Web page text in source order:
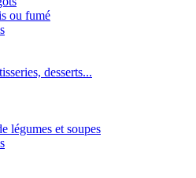
ou fumé
desserts...
légumes et soupes